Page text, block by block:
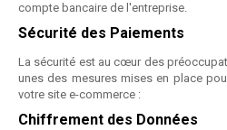
compte bancaire de l'entreprise.
Sécurité des Paiements
La sécurité est au cœur des
unes des mesures mises en place
votre site e-commerce :
Chiffrement des Données